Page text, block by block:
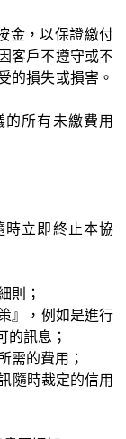
金，以保證繳付
客戶不遵守或不
的損失或損害。
所有未繳費用
立即終止本協
則；
』，例如是進行
訊息；
需的費用；
隨時裁定的信用